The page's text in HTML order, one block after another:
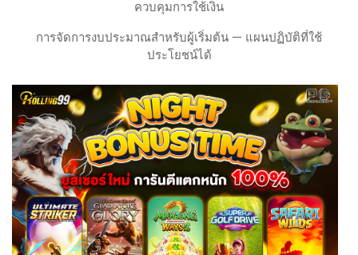
ควบคุมการใช้เงิน
การจัดการงบประมาณสำหรับผู้เริ่มต้น — แผนปฏิบัติที่ใช้
ประโยชน์ได้